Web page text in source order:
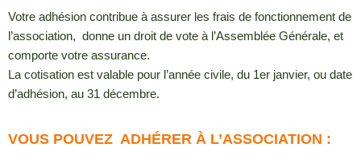
Votre adhésion contribue à assurer les frais de fonctionnement de
l’association, donne un droit de vote à l’Assemblée Générale, et
comporte votre assurance.
La cotisation est valable pour l’année civile, du 1er janvier, ou date
d’adhésion, au 31 décembre.
VOUS POUVEZ ADHÉRER À L’ASSOCIATION :